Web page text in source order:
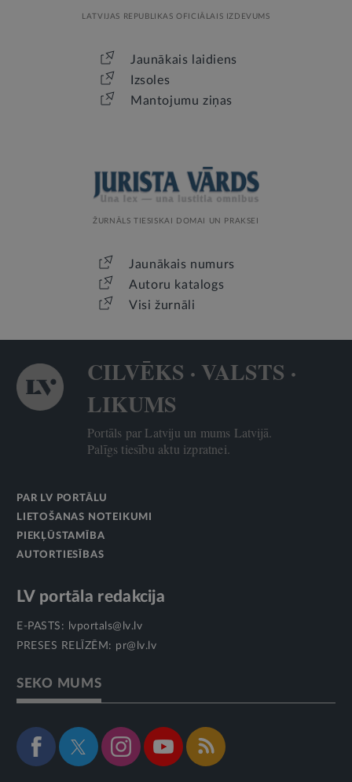
LATVIJAS REPUBLIKAS OFICIĀLAIS IZDEVUMS
Jaunākais laidiens
Izsoles
Mantojumu ziņas
ŽURNĀLS TIESISKAI DOMAI UN PRAKSEI
Jaunākais numurs
Autoru katalogs
Visi žurnāli
CILVĒKS · VALSTS ·
LIKUMS
Portāls par Latviju un mums Latvijā.
Palīgs tiesību aktu izpratnei.
PAR LV PORTĀLU
LIETOŠANAS NOTEIKUMI
PIEKĻŪSTAMĪBA
AUTORTIESĪBAS
LV portāla redakcija
E-PASTS:
lvportals@lv.lv
PRESES RELĪZĒM: pr@lv.lv
SEKO MUMS